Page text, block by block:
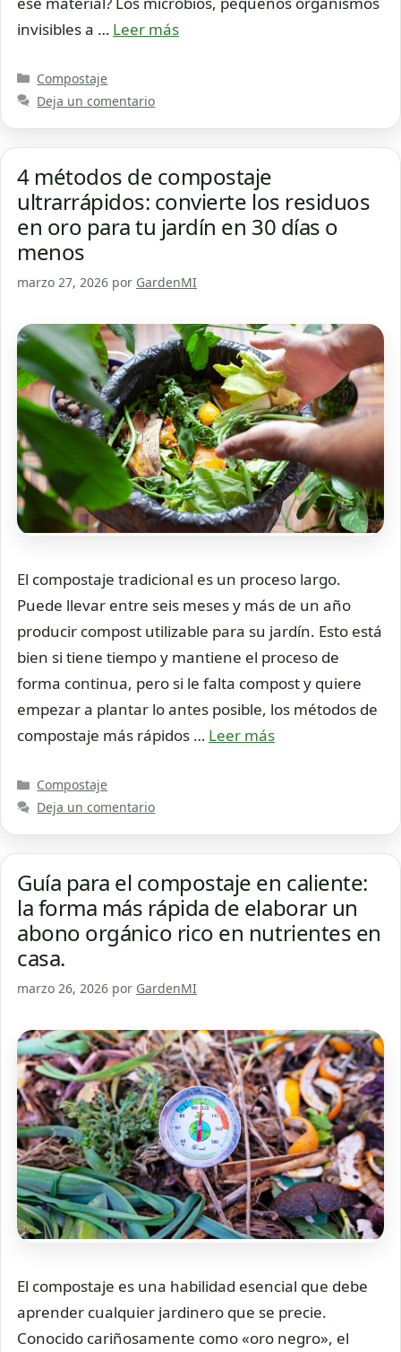
invisibles a … Leer más
Categorías
Compostaje
Deja un comentario
4 métodos de compostaje
ultrarrápidos: convierte los residuos
en oro para tu jardín en 30 días o
menos
marzo 27, 2026 por GardenMI
El compostaje tradicional es un proceso largo.
Puede llevar entre seis meses y más de un año
producir compost utilizable para su jardín. Esto está
bien si tiene tiempo y mantiene el proceso de
forma continua, pero si le falta compost y quiere
empezar a plantar lo antes posible, los métodos de
compostaje más rápidos … Leer más
Categorías
Compostaje
Deja un comentario
Guía para el compostaje en caliente:
la forma más rápida de elaborar un
abono orgánico rico en nutrientes en
casa.
marzo 26, 2026 por GardenMI
El compostaje es una habilidad esencial que debe
aprender cualquier jardinero que se precie.
Conocido cariñosamente como «oro negro», el